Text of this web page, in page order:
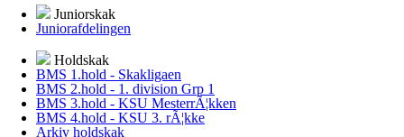
Juniorskak
Juniorafdelingen
Holdskak
BMS 1.hold - Skakligaen
BMS 2.hold - 1. division Grp 1
BMS 3.hold - KSU MesterrÃ¦kken
BMS 4.hold - KSU 3. rÃ¦kke
Arkiv holdskak